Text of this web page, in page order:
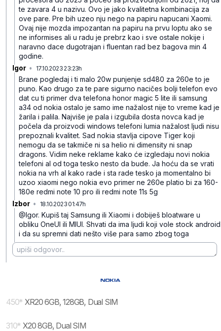
te zavara 4 u nazivu. Ovo je jako kvalitetna kombinacija za
ove pare. Pre bih uzeo nju nego na papiru napucani Xaomi.
Ovaj nije mozda impozantan na papiru na prvu loptu ako se
ne informises ali u radu je prebrz kao i sve ostale nokije i
naravno dace dugotrajan i fluentan rad bez bagova min 4
godine.
Igor • 17.10.2023 23:23h
Brane pogledaj i ti malo 20w punjenje sd480 za 260e to je
puno. Kao drugo za te pare sigurno nacičes bolji telefon evo
dat cu ti primer dva telefona honor magic 5 lite ili samsung
a34 od nokia ostalo je samo ime nažalost nije to vreme kad je
žarila i palila. Najviše je pala i izgubila dosta novca kad je
počela da proizvodi windows telefoni lumia nažalost ljudi nisu
prepoznali kvalitet. Sad nokia stavlja cipove Tiger koji
nemogu da se takmiče ni sa helio ni dimensity ni snap
dragons. Vidim neke reklame kako će izgledaju novi nokia
telefoni al od toga tesko nesto da bude. Ja hoću da se vrati
nokia na vrh al kako rade i sta rade tesko ja momentalno bi
uzoo xiaomi nego nokia evo primer ne 260e platio bi za 160-
180e redmi note 10 pro ili redmi note 11s 5g
Izbor • 18.10.2023 01:47h
@Igor. Kupiš taj Samsung ili Xiaomi i dobiješ bloatware u
obliku OneUI ili MIUI. Shvati da ima ljudi koji vole stock android
i da su spremni dati nešto više para samo zbog toga
450* XR20 6GB, 128GB, Dual SIM
310* X20 8GB, Dual SIM